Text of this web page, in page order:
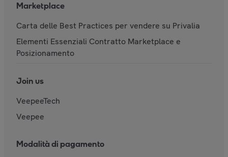
Marketplace
Carta delle Best Practices per vendere su Privalia
Elementi Essenziali Contratto Marketplace e
Posizionamento
Join us
VeepeeTech
Veepee
Modalità di pagamento